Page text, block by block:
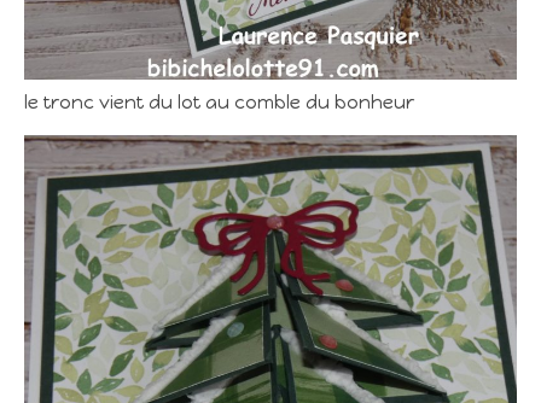
le tronc vient du lot au comble du bonheur